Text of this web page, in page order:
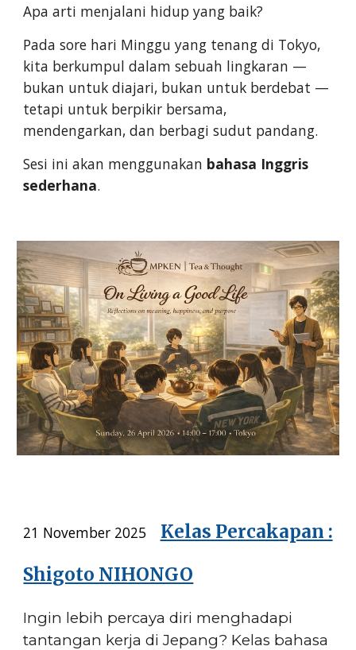
Apa arti menjalani hidup yang baik?
Pada sore hari Minggu yang tenang di Tokyo,
kita berkumpul dalam sebuah lingkaran —
bukan untuk diajari, bukan untuk berdebat —
tetapi untuk berpikir bersama,
mendengarkan, dan berbagi sudut pandang.
Sesi ini akan menggunakan bahasa Inggris
sederhana.
21 November 2025
Kelas Percakapan :
Shigoto NIHONGO
Ingin lebih percaya diri menghadapi
tantangan kerja di Jepang? Kelas bahasa